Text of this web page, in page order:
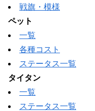
戦旗・模様
ペット
一覧
各種コスト
ステータス一覧
タイタン
一覧
ステータス一覧